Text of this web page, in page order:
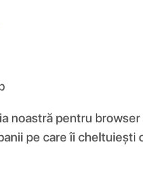
noastră pentru
pe care îi cheltuiești